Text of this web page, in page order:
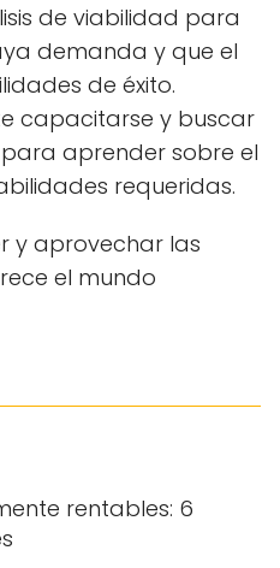
de viabilidad para
demanda y que el
de éxito.
capacitarse y buscar
aprender sobre el
requeridas.
y aprovechar las
el mundo
rentables: 6